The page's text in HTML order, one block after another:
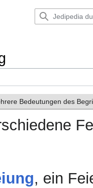
Bedeutungen des
, ein